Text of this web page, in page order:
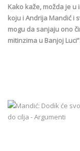
Kako kaže, možda je
koju i Andrija Mandić i
mogu da sanjaju ono
mitinzima u Banjoj